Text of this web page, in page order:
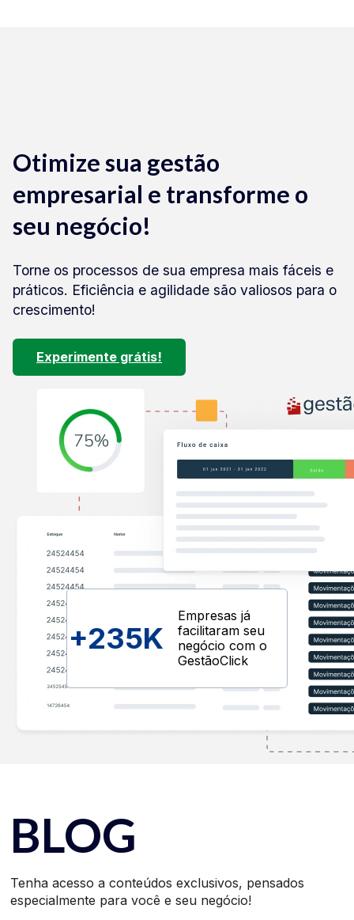
Otimize sua gestão
empresarial e transforme o
seu negócio!
Torne os processos de sua empresa mais fáceis e
práticos. Eficiência e agilidade são valiosos para o
crescimento!
Experimente grátis!
+235K
Empresas já
facilitaram seu
negócio com o
GestãoClick
BLOG
Tenha acesso a conteúdos exclusivos, pensados
especialmente para você e seu negócio!